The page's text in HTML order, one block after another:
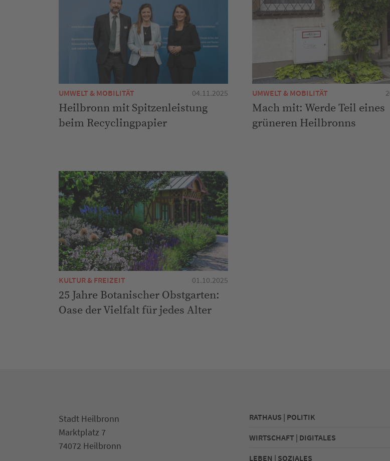
UMWELT & MOBILITÄT 04.11.2025
Heilbronn mit Spitzenleistung
beim Recyclingpapier
UMWELT & MOBILITÄT
Mach mit: Werde Teil eines
grüneren Heilbronns
KULTUR & FREIZEIT 01.10.2025
25 Jahre Botanischer Obstgarten:
Oase der Vielfalt für jedes Alter
Stadt Heilbronn
Marktplatz 7
74072 Heilbronn
RATHAUS | POLITIK
WIRTSCHAFT | DIGITALES
LEBEN | SOZIALES